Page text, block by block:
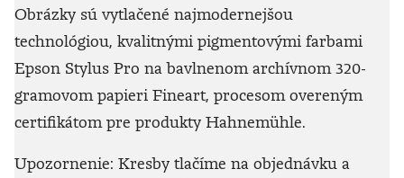
Obrázky sú vytlačené najmodernejšou
technológiou, kvalitnými pigmentovými farbami
Epson Stylus Pro na bavlnenom archívnom 320-
gramovom papieri Fineart, procesom overeným
certifikátom pre produkty Hahnemühle.
Upozornenie: Kresby tlačíme na objednávku a